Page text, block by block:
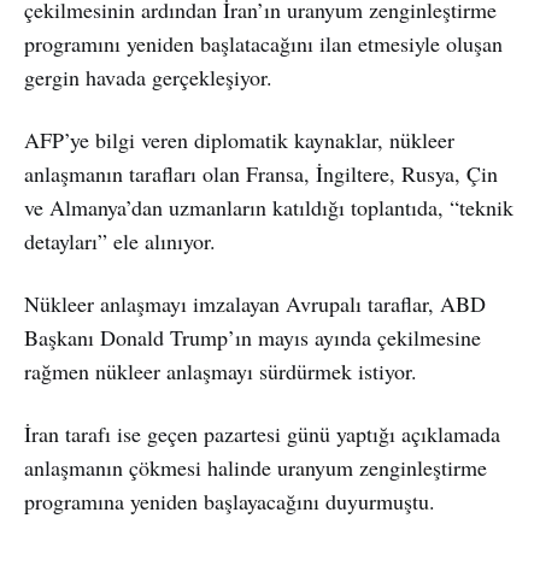
çekilmesinin ardından İran’ın uranyum zenginleştirme
programını yeniden başlatacağını ilan etmesiyle oluşan
gergin havada gerçekleşiyor.
AFP’ye bilgi veren diplomatik kaynaklar, nükleer
anlaşmanın tarafları olan Fransa, İngiltere, Rusya, Çin
ve Almanya’dan uzmanların katıldığı toplantıda, “teknik
detayları” ele alınıyor.
Nükleer anlaşmayı imzalayan Avrupalı taraflar, ABD
Başkanı Donald Trump’ın mayıs ayında çekilmesine
rağmen nükleer anlaşmayı sürdürmek istiyor.
İran tarafı ise geçen pazartesi günü yaptığı açıklamada
anlaşmanın çökmesi halinde uranyum zenginleştirme
programına yeniden başlayacağını duyurmuştu.